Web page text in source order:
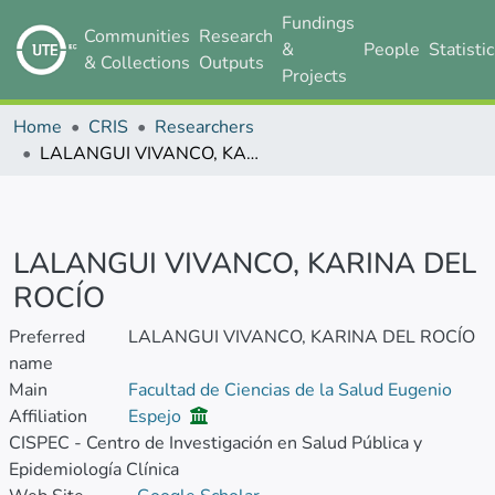
Communities
& Collections
Research
Outputs
Fundings
&
Projects
People
Home CRIS
Researchers
LALANGUI VIVANCO, KARINA DEL ROCÍO
LALANGUI VIVANCO, KARINA DEL
ROCÍO
Preferred
name
LALANGUI VIVANCO, KARINA DEL ROCÍO
Main
Affiliation
Facultad de Ciencias de la Salud Eugenio
Espejo
CISPEC - Centro de Investigación en Salud Pública y
Epidemiología Clínica